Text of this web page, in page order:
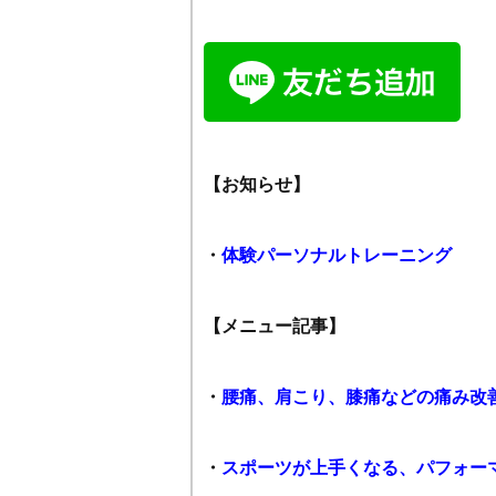
【お知らせ】
・ 体験パーソナルトレーニング
【メニュー記事】
・ 腰痛、肩こり、膝痛などの痛み改
・ スポーツが上手くなる、パフォー